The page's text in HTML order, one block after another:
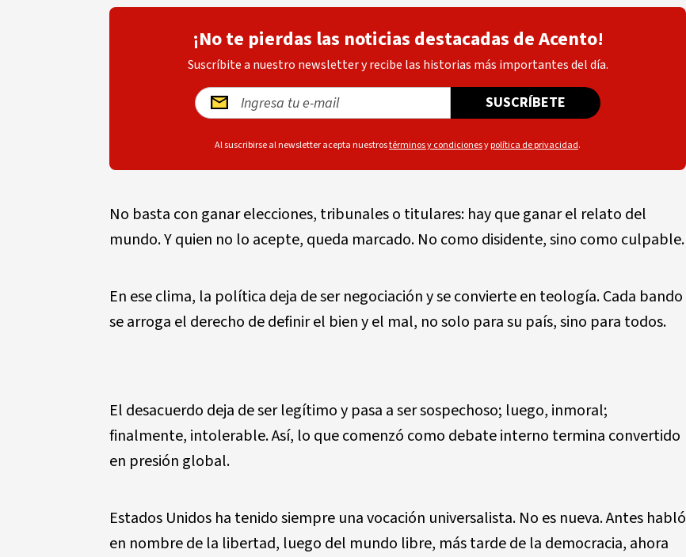
¡No te pierdas las noticias destacadas de Acento!
Suscríbite a nuestro newsletter y recibe las historias más importantes del día.
SUSCRÍBETE
Al suscribirse al newsletter acepta nuestrostérminos y condicionesypolítica de privacidad.
No basta con ganar elecciones, tribunales o titulares: hay que ganar el relato del
mundo. Y quien no lo acepte, queda marcado. No como disidente, sino como culpable.
En ese clima, la política deja de ser negociación y se convierte en teología. Cada bando
se arroga el derecho de definir el bien y el mal, no solo para su país, sino para todos.
El desacuerdo deja de ser legítimo y pasa a ser sospechoso; luego, inmoral;
finalmente, intolerable. Así, lo que comenzó como debate interno termina convertido
en presión global.
Estados Unidos ha tenido siempre una vocación universalista. No es nueva. Antes habló
en nombre de la libertad, luego del mundo libre, más tarde de la democracia, ahora